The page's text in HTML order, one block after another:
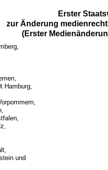
Erster
zur Änderung
(Erster
Hamburg,
und